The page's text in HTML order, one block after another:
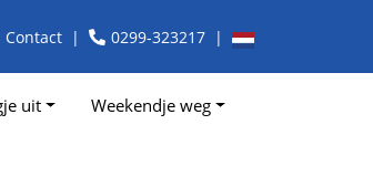
Contact 0299-323217
uit Weekendje weg